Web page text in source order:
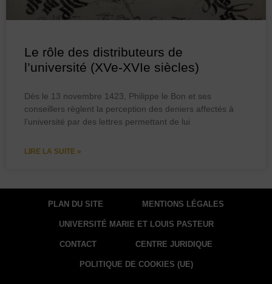
Le rôle des distributeurs de
l’université (XVe-XVIe siècles)
Dès le 13 novembre 1423, Philippe le Bon et ses
conseillers règlent la perception des deniers affectés à
l’université par des lettres permettant de lui
LIRE LA SUITE »
PLAN DU SITE MENTIONS LÉGALES
UNIVERSITÉ MARIE ET LOUIS PASTEUR
CONTACT CENTRE JURIDIQUE
POLITIQUE DE COOKIES (UE)